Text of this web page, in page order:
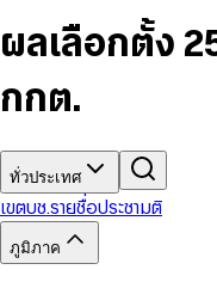
7
8
5
6
8
9
6
7
9
5
6
8
9
9
ผลเลือกตั้ง
กกต.
ทั่วประเทศ
เขตบช.รายชื่อประชามติ
ภูมิภาค